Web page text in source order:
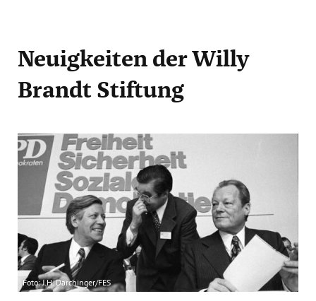
Neuigkeiten der Willy
Brandt Stiftung
Foto: J.H. Darchinger/FES